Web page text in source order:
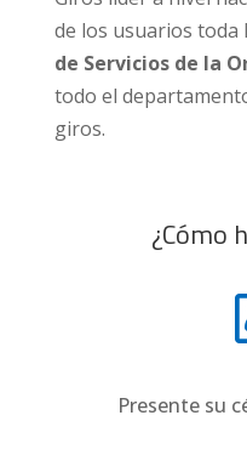
de los usuarios toda
de Servicios de la
todo el
giros.
¿Cómo
Presente su